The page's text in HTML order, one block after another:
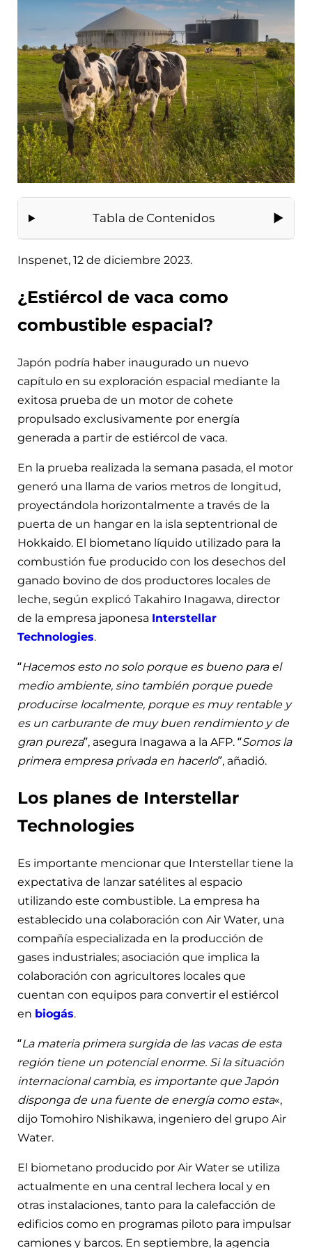
Tabla de Contenidos
Inspenet, 12 de diciembre 2023.
¿Estiércol de vaca como
combustible espacial?
Japón podría haber inaugurado un nuevo
capítulo en su exploración espacial mediante la
exitosa prueba de un motor de cohete
propulsado exclusivamente por energía
generada a partir de estiércol de vaca.
En la prueba realizada la semana pasada, el motor
generó una llama de varios metros de longitud,
proyectándola horizontalmente a través de la
puerta de un hangar en la isla septentrional de
Hokkaido. El biometano líquido utilizado para la
combustión fue producido con los desechos del
ganado bovino de dos productores locales de
leche, según explicó Takahiro Inagawa, director
de la empresa japonesa Interstellar
Technologies.
“Hacemos esto no solo porque es bueno para el
medio ambiente, sino también porque puede
producirse localmente, porque es muy rentable y
es un carburante de muy buen rendimiento y de
gran pureza”, asegura Inagawa a la AFP. “Somos la
primera empresa privada en hacerlo”, añadió.
Los planes de Interstellar
Technologies
Es importante mencionar que Interstellar tiene la
expectativa de lanzar satélites al espacio
utilizando este combustible. La empresa ha
establecido una colaboración con Air Water, una
compañía especializada en la producción de
gases industriales; asociación que implica la
colaboración con agricultores locales que
cuentan con equipos para convertir el estiércol
en biogás.
“La materia primera surgida de las vacas de esta
región tiene un potencial enorme. Si la situación
internacional cambia, es importante que Japón
disponga de una fuente de energía como esta«,
dijo Tomohiro Nishikawa, ingeniero del grupo Air
Water.
El biometano producido por Air Water se utiliza
actualmente en una central lechera local y en
otras instalaciones, tanto para la calefacción de
edificios como en programas piloto para impulsar
camiones y barcos. En septiembre, la agencia